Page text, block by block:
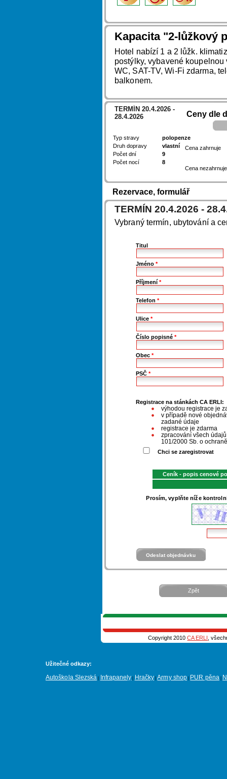
Kapacita "2-lůžkový
Hotel nabízí 1 a 2 lůžk.
postýlky, vybavené
WC, SAT-TV, Wi-Fi zdarma,
balkonem.
TERMÍN 20.4.2026 -
28.4.2026
Typ stravy
polopenze
Druh dopravy
vlastní
Počet dní
9
Počet nocí
8
Ceny dle
Cena zahrnuje
Cena nezahrnuje
Rezervace, formulář
TERMÍN 20.4.2026 -
Vybraný termín, ubytování a
Titul
Jméno*
Příjmení*
Telefon*
Ulice*
Číslo popisné*
Obec*
PSČ*
Registrace na stánkách CA ERLI:
výhodou registrace je
v případě nové
zadané údaje
registrace je zdarma
zpracování všech
101/2000 Sb. o
Chci se zaregistrovat
Ceník - popis cenové
Prosím, vyplňte níže
Zpět
Copyright 2010CA ERLI ,
Užitečné odkazy:
Autoškola Slezská Infrapanely Hračky |Army shop PUR pěna|